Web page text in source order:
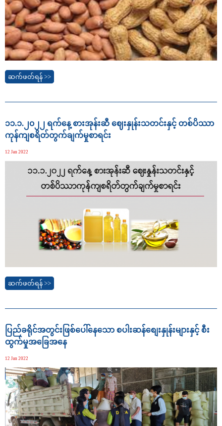
ဆက်ဖတ်ရန် >>
၁၁.၁.၂၀၂၂ ရက်နေ့ စားအုန်းဆီ ဈေးနှုန်းသတင်းနှင့် တစ်ပိဿာ
ကုန်ကျစရိတ်တွက်ချက်မှုစာရင်း
12 Jan 2022
ဆက်ဖတ်ရန် >>
ပြည်ခရိုင်အတွင်းဖြစ်ပေါ်နေသော စပါးဆန်စျေးနှုန်းများနှင့် စီး
ထွက်မှုအခြေအနေ
12 Jan 2022